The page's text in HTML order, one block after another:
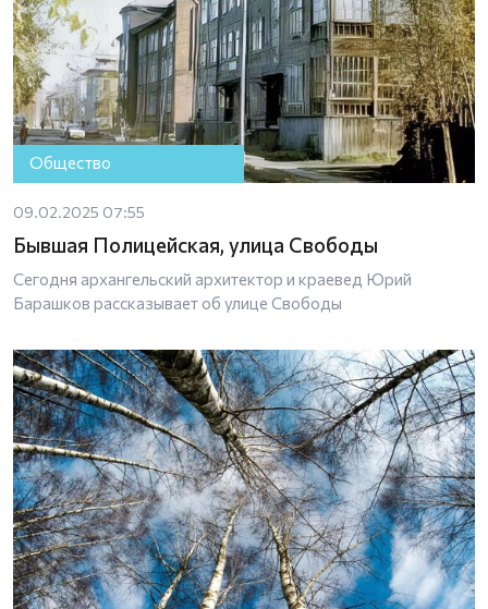
Общество
09.02.2025 07:55
Бывшая Полицейская, улица Свободы
Сегодня архангельский архитектор и краевед Юрий
Барашков рассказывает об улице Свободы